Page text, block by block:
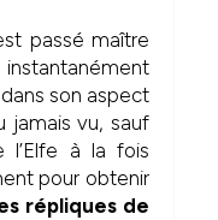
passé maître
son aspect
jamais vu, sauf
l’Elfe à la fois
pour obtenir
répliques de